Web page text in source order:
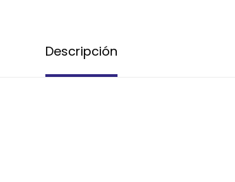
Descripción